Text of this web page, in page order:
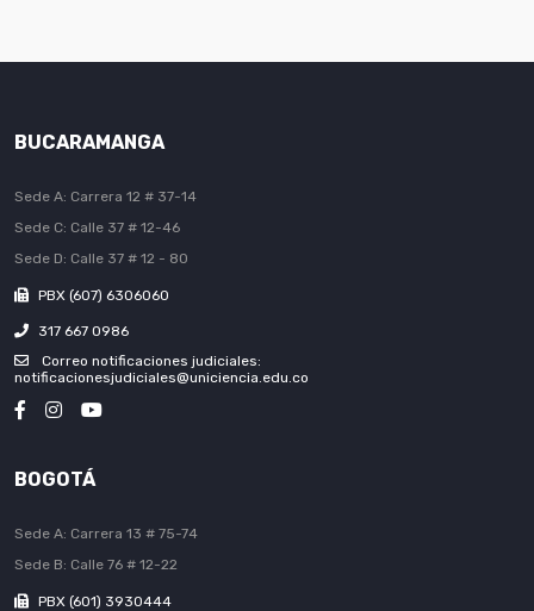
BUCARAMANGA
Sede A: Carrera 12 # 37-14
Sede C: Calle 37 # 12-46
Sede D: Calle 37 # 12 - 80
PBX (607) 6306060
317 667 0986
Correo notificaciones judiciales:
notificacionesjudiciales@uniciencia.edu.co
BOGOTÁ
Sede A: Carrera 13 # 75-74
Sede B: Calle 76 # 12-22
PBX (601) 3930444